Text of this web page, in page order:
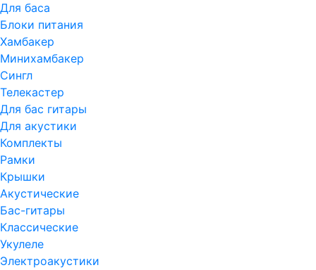
Для баса
Блоки питания
Хамбакер
Минихамбакер
Сингл
Телекастер
Для бас гитары
Для акустики
Комплекты
Рамки
Крышки
Акустические
Бас-гитары
Классические
Укулеле
Электроакустики